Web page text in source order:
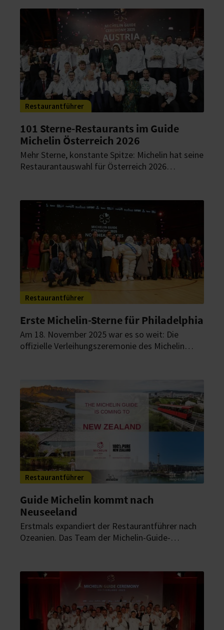
Restaurantführer
101 Sterne-Restaurants im Guide
Michelin Österreich 2026
Mehr Sterne, konstante Spitze: Michelin hat seine
Restaurantauswahl für Österreich 2026
als im Vorjahr. Damit bestätigt die zweite
landesweite Ausgabe das hohe Niveau der
Gastronomie in der Alpenrepublik.
Restaurantführer
Erste Michelin-Sterne für Philadelphia
Am 18. November 2025 war es so weit: Die
offizielle Verleihungszeremonie des Michelin
Restaurantführer
Guide Michelin kommt nach
Neuseeland
Erstmals expandiert der Restaurantführer nach
Ozeanien. Das Team der Michelin-Guide-
Christchurch und Queenstown vor. Die erste
Auswahl soll 2026 vorgestellt werden.